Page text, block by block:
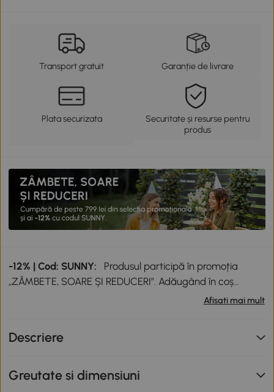
Transport gratuit Garanție de livrare
Plata securizata
Securitate și resurse pentru
produs
-12% | Cod: SUNNY:
Produsul participă în promoția
„ZÂMBETE, SOARE ȘI REDUCERI”. Adăugând în coș
produse participante în valoare totală de peste 799 lei,
valabilă până la data de 12.08.2026.
Afisati mai mult
Descriere
Greutate si dimensiuni